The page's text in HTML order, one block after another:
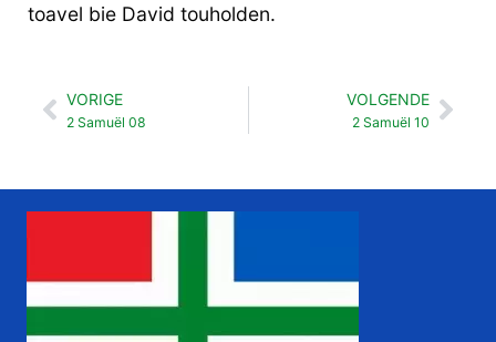
toavel bie David touholden.
Vorige
VORIGE
2 Samuël 08
VOLGENDE
2 Samuël 10